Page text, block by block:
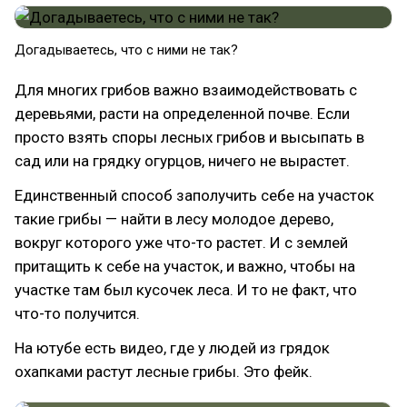
Догадываетесь, что с ними не так?
Для многих грибов важно взаимодействовать с
деревьями, расти на определенной почве. Если
просто взять споры лесных грибов и высыпать в
сад или на грядку огурцов, ничего не вырастет.
Единственный способ заполучить себе на участок
такие грибы — найти в лесу молодое дерево,
вокруг которого уже что-то растет. И с землей
притащить к себе на участок, и важно, чтобы на
участке там был кусочек леса. И то не факт, что
что-то получится.
На ютубе есть видео, где у людей из грядок
охапками растут лесные грибы. Это фейк.